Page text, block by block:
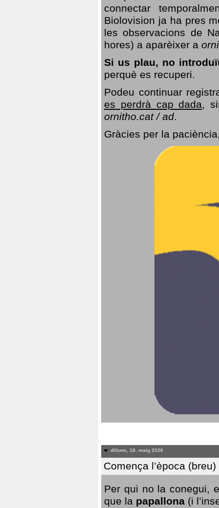
connectar
Biolovision ja ha pres
les observacions de
hores) a aparèixer a
Si us plau, no
perquè es recuperi.
Podeu continuar
es perdrà cap dada,
ornitho.cat / ad.
Gràcies per la
dilluns, 18. maig 2026
Comença l’època
Per qui no la conegui,
que la papallona (i